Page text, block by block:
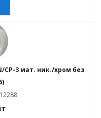
CP-3 мат. ник./хром без